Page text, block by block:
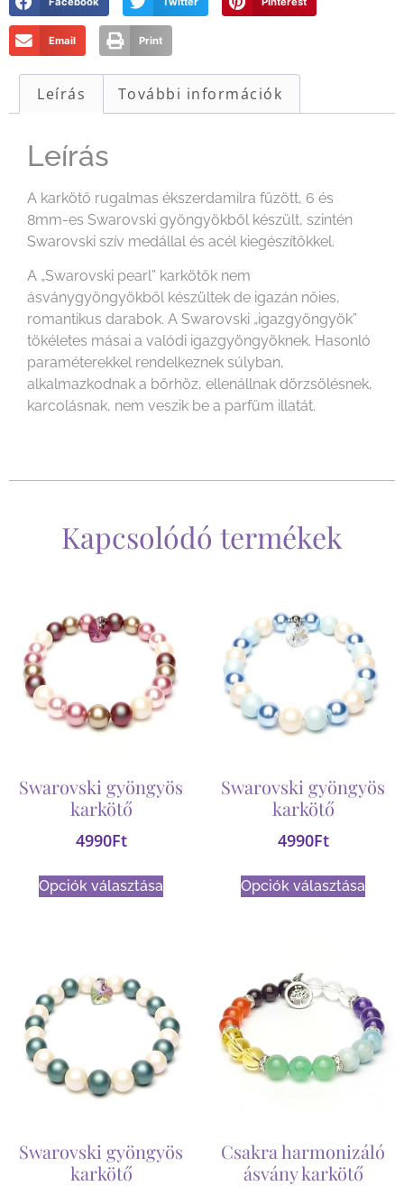
Email Print
Leírás További információk
Leírás
A karkötő rugalmas ékszerdamilra fűzött, 6 és
8mm-es Swarovski gyöngyökből készült, szintén
Swarovski szív medállal és acél kiegészítőkkel.
A „Swarovski pearl” karkötők nem
ásványgyöngyökből készültek de igazán nőies,
romantikus darabok. A Swarovski „igazgyöngyök”
tökéletes másai a valódi igazgyöngyöknek. Hasonló
paraméterekkel rendelkeznek súlyban,
alkalmazkodnak a bőrhöz, ellenállnak dörzsölésnek,
karcolásnak, nem veszik be a parfüm illatát.
Kapcsolódó termékek
Swarovski gyöngyös
karkötő
4990Ft
Opciók választása
Swarovski gyöngyös
karkötő
4990Ft
Opciók választása
Swarovski gyöngyös
karkötő
Csakra harmonizáló
ásvány karkötő